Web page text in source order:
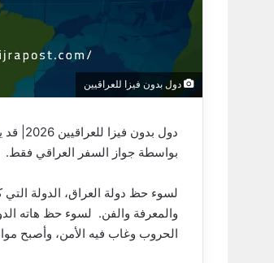
دول بدون فيزا للعراقيين
دول
بواسطة جواز السفر العراقي فقط.
لسوء حظ دولة العراق، الدولة
والمعرفة والفن. لسوء حظ هاته
الحروب وغاب فيه الأمن، وأصبح